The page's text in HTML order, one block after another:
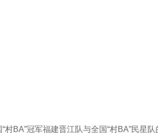
BA”冠军福建晋江队与全国“村BA”民星